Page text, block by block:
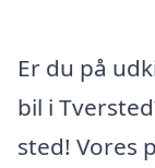
Er du på
bil i
sted! Vores